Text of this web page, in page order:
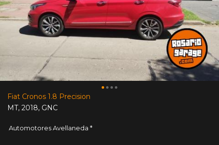
Fiat Cronos 1.8 Precision
MT, 2018, GNC
Automotores Avellaneda *